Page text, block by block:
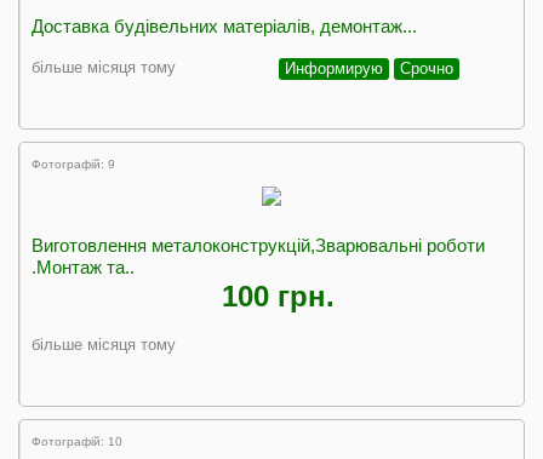
Доставка будівельних матеріалів, демонтаж...
більше місяця тому Информирую Срочно
Фотографій: 9
Виготовлення металоконструкцій,Зварювальні роботи
.Монтаж та..
100 грн.
більше місяця тому
Фотографій: 10